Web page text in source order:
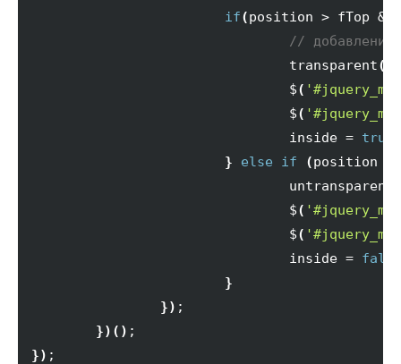
if(position > fTop
// добавление
				transparent
(
				$
(
				$
(
				inside =
true
}
else if (position <
				untransparent
				$
(
				$
(
				inside =
false
}
}) ;
}) ( )
}) ;